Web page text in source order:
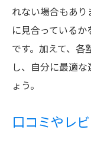
れない場合もあり
に見合っている
です。加えて、各
し、自分に最適
ょう。
口コミやレ